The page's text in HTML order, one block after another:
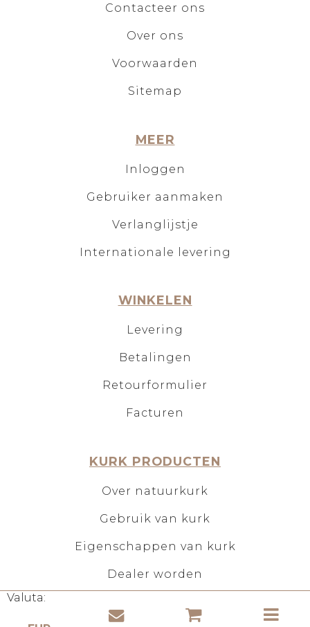
Valuta:
Contacteer ons
Over ons
Voorwaarden
Sitemap
MEER
Inloggen
Gebruiker aanmaken
Verlanglijstje
Internationale levering
WINKELEN
Levering
Betalingen
Retourformulier
Facturen
KURK PRODUCTEN
Over natuurkurk
Gebruik van kurk
Eigenschappen van kurk
Dealer worden